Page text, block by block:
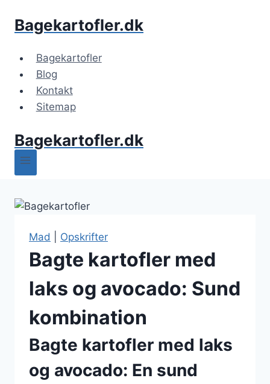
Bagekartofler.dk
Bagekartofler
Blog
Kontakt
Sitemap
Bagekartofler.dk
Mad Opskrifter
Bagte kartofler med
laks og avocado: Sund
kombination
Bagte kartofler med laks
og avocado: En sund